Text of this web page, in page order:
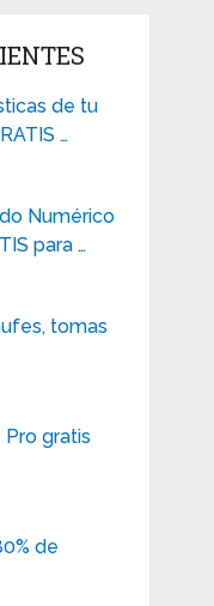
de tu
…
Numérico
para …
tomas
gratis
de